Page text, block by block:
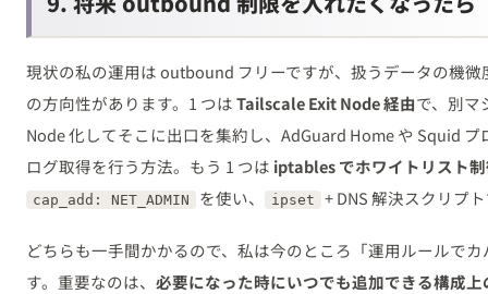
現状の私の運用は outbound フリーですが、扱うデータの機
の方向性があります。1 つはTailscale Exit Node 経由で、別マ
Node 化してそこに出口を集約し、AdGuard Home や Squid
ログ取得を行う方法。もう 1 つは iptables でホワイトリスト
cap_add: NET_ADMIN を使い、 ipset + DNS 解決スクリプ
どちらも一手間かかるので、私は今のところ「運用ルールで
す。重要なのは、 必要になった時にいつでも追加できる構成